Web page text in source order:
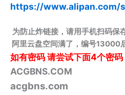
https://www.alipan.com/
为防止炸链接，请用手机扫码保
阿里云盘空间满了，编号13000
如有密码请尝试下面4个密码
ACGBNS.COM
acgbns.com